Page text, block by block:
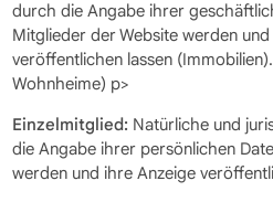
durch die Angabe ihrer
Mitglieder der Website werden
veröffentlichen lassen
Wohnheime) p>
Einzelmitglied: Natürliche und
die Angabe ihrer persönlichen
werden und ihre Anzeige